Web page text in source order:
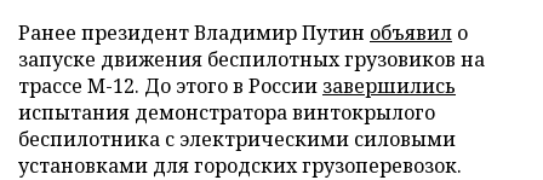
Ранее президент Владимир Путин объявил о
запуске движения беспилотных грузовиков на
трассе М-12. До этого в России завершились
испытания демонстратора винтокрылого
беспилотника с электрическими силовыми
установками для городских грузоперевозок.